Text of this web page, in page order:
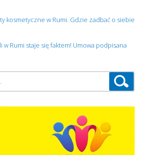
kosmetyczne w Rumi. Gdzie zadbać o siebie
w Rumi staje się faktem! Umowa podpisana